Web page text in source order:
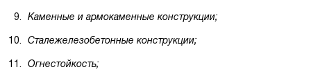
Каменные и армокаменные конструкции;
Сталежелезобетонные конструкции;
Огнестойкость;